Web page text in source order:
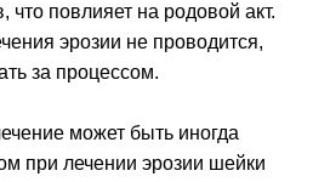
что повлияет на родовой акт.
эрозии не проводится,
за процессом.
может быть иногда
при лечении эрозии шейки